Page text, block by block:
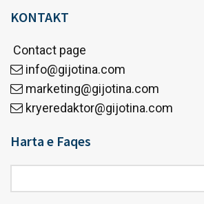
KONTAKT
Contact page
info@gijotina.com
marketing@gijotina.com
kryeredaktor@gijotina.com
Harta e Faqes
e